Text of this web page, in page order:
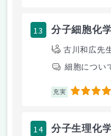
13 分子細胞化
古川和広先
細胞につい
充実 5
14 分子生理化